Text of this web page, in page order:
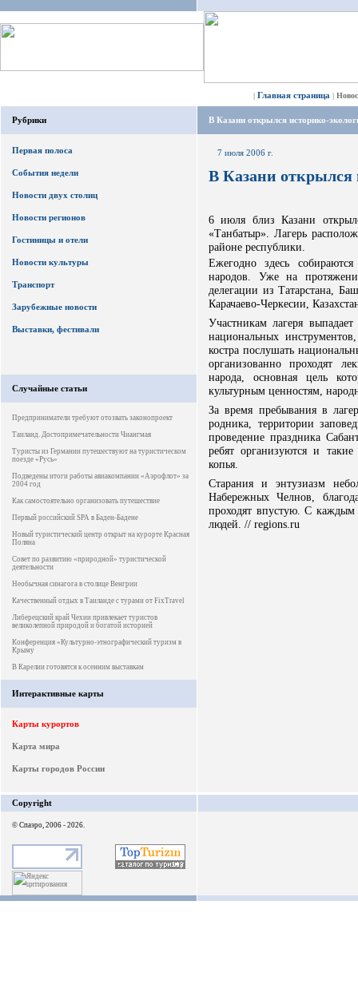
| Главная страница |
Рубрики
Первая полоса
События недели
Новости двух столиц
Новости регионов
Гостиницы и отели
Новости культуры
Транспорт
Зарубежные новости
Выставки, фестивали
Случайные статьи
Предприниматели требуют отозвать законопроект
Таиланд. Достопримечательности Чиангмая
Туристы из Германии путешествуют на туристическом
поезде «Русь»
Подведены итоги работы авиакомпании «Аэрофлот» за
2004 год
Как самостоятельно организовать путешествие
Первый российский SPA в Баден-Бадене
Новый туристический центр открыт на курорте Красная
Поляна
Совет по развитию «природной» туристической
деятельности
Необычная синагога в столице Венгрии
Качественный отдых в Таиланде с турами от FixTravel
Либерецский край Чехии привлекает туристов
великолепной природой и богатой историей
Конференция «Культурно-этнографический туризм в
Крыму
В Карелии готовятся к осенним выставкам
Интерактивные карты
Карты курортов
Карта мира
Карты городов России
В Казани открылся историко-
7 июля 2006 г.
В Казани открылся
6 июля близ Казани
«Танбатыр». Лагерь
районе республики.
Ежегодно здесь
народов. Уже на
делегации из Татарстана,
Карачаево-Черкесии,
Участникам лагеря
национальных
костра послушать
организованно проходят
народа, основная цель
культурным ценностям,
За время пребывания в
родника, территории
проведение праздника
ребят организуются и
копья.
Старания и энтузиазм
Набережных Челнов,
проходят впустую. С каждым
людей. // regions.ru
Copyright
© Спаэро, 2006 - 2026.